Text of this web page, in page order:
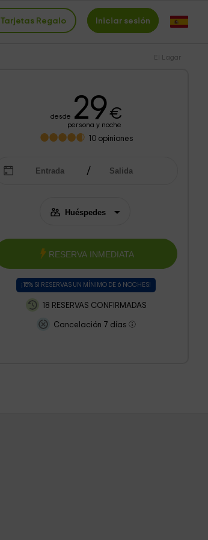
Tarjetas Regalo Iniciar sesión
El Lagar
desde 29€
persona y noche
10opiniones
RESERVA INMEDIATA
¡15% SI RESERVAS UN MÍNIMO DE 6 NOCHES!
18 RESERVAS CONFIRMADAS
Cancelación 7 días